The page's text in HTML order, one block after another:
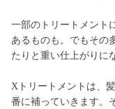
一部のトリートメント
あるものも。でもその
たりと重い仕上がりに
Xトリートメントは、
番に補っていきます。